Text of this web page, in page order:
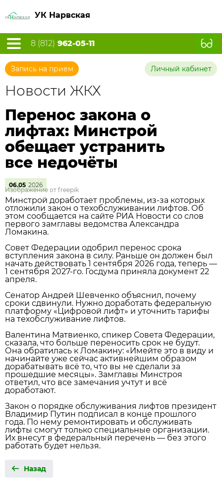
УК Нарвская
8 (812) 962-05-11
Запись на прием Личный кабинет
Новости ЖКХ
Перенос закона о
лифтах: Минстрой
обещает устранить
все недочёты
06.05 2026
Изображение от freepik
Минстрой доработает проблемы, из‑за которых
отложили закон о техобслуживании лифтов. Об
этом сообщается на сайте РИА Новости со слов
первого замглавы ведомства Александра
Ломакина.
Совет Федерации одобрил перенос срока
вступления закона в силу. Раньше он должен был
начать действовать 1 сентября 2026 года, теперь —
1 сентября 2027‑го. Госдума приняла документ 22
апреля.
Сенатор Андрей Шевченко объяснил, почему
сроки сдвинули. Нужно доработать федеральную
платформу «Цифровой лифт» и уточнить тарифы
на техобслуживание лифтов.
Валентина Матвиенко, спикер Совета Федерации,
сказала, что больше переносить срок не будут.
Она обратилась к Ломакину: «Имейте это в виду и
начинайте уже сейчас активнейшим образом
дорабатывать всё то, что вы не сделали за
прошедшие месяцы». Замглавы Минстроя
ответил, что все замечания учтут и всё
доработают.
Закон о порядке обслуживания лифтов президент
Владимир Путин подписал в конце прошлого
года. По нему ремонтировать и обслуживать
лифты смогут только специальные организации.
Их внесут в федеральный перечень — без этого
работать будет нельзя.
Назад